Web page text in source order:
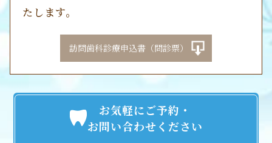
たします。
訪問歯科診療申込書（問診票）
お気軽にご予約・
お問い合わせください